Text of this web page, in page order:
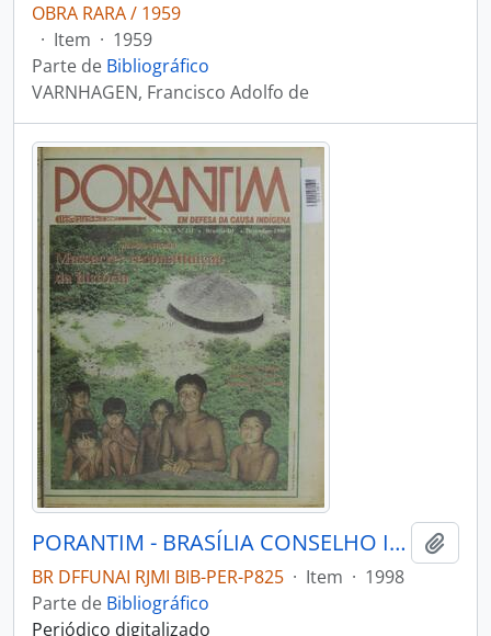
OBRA RARA / 1959
· Item · 1959
Parte de Bibliográfico
VARNHAGEN, Francisco Adolfo de
PORANTIM - BRASÍLIA CONSELHO INDIGENISTA MISSIONÁRIO - 1998 - Nº211
BR DFFUNAI RJMI BIB-PER-P825 · Item · 1998
Parte de Bibliográfico
Periódico digitalizado